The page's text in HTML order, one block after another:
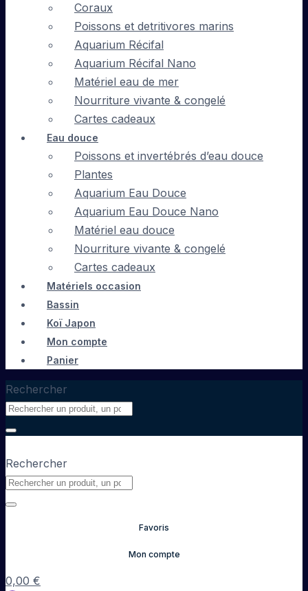
Coraux
Poissons et detritivores marins
Aquarium Récifal
Aquarium Récifal Nano
Matériel eau de mer
Nourriture vivante & congelé
Cartes cadeaux
Eau douce
Poissons et invertébrés d’eau douce
Plantes
Aquarium Eau Douce
Aquarium Eau Douce Nano
Matériel eau douce
Nourriture vivante & congelé
Cartes cadeaux
Matériels occasion
Bassin
Koï Japon
Mon compte
Panier
Rechercher
Rechercher
Favoris
Mon compte
0,00 €